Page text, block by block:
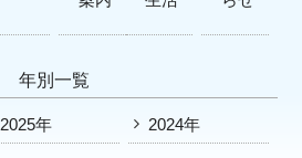
年別一覧
2025年 2024年